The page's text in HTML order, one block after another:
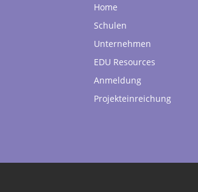
Home
Schulen
Unternehmen
EDU Resources
Anmeldung
Projekteinreichung